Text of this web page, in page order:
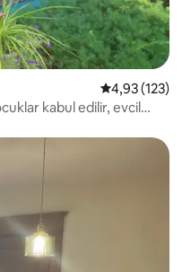
5 üzerinden
4,93 (123)
kabul edilir, evcil